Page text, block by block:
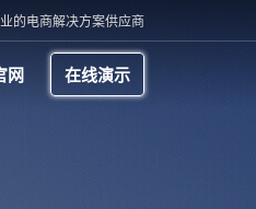
的电商解决方案供应商
网 在线演示